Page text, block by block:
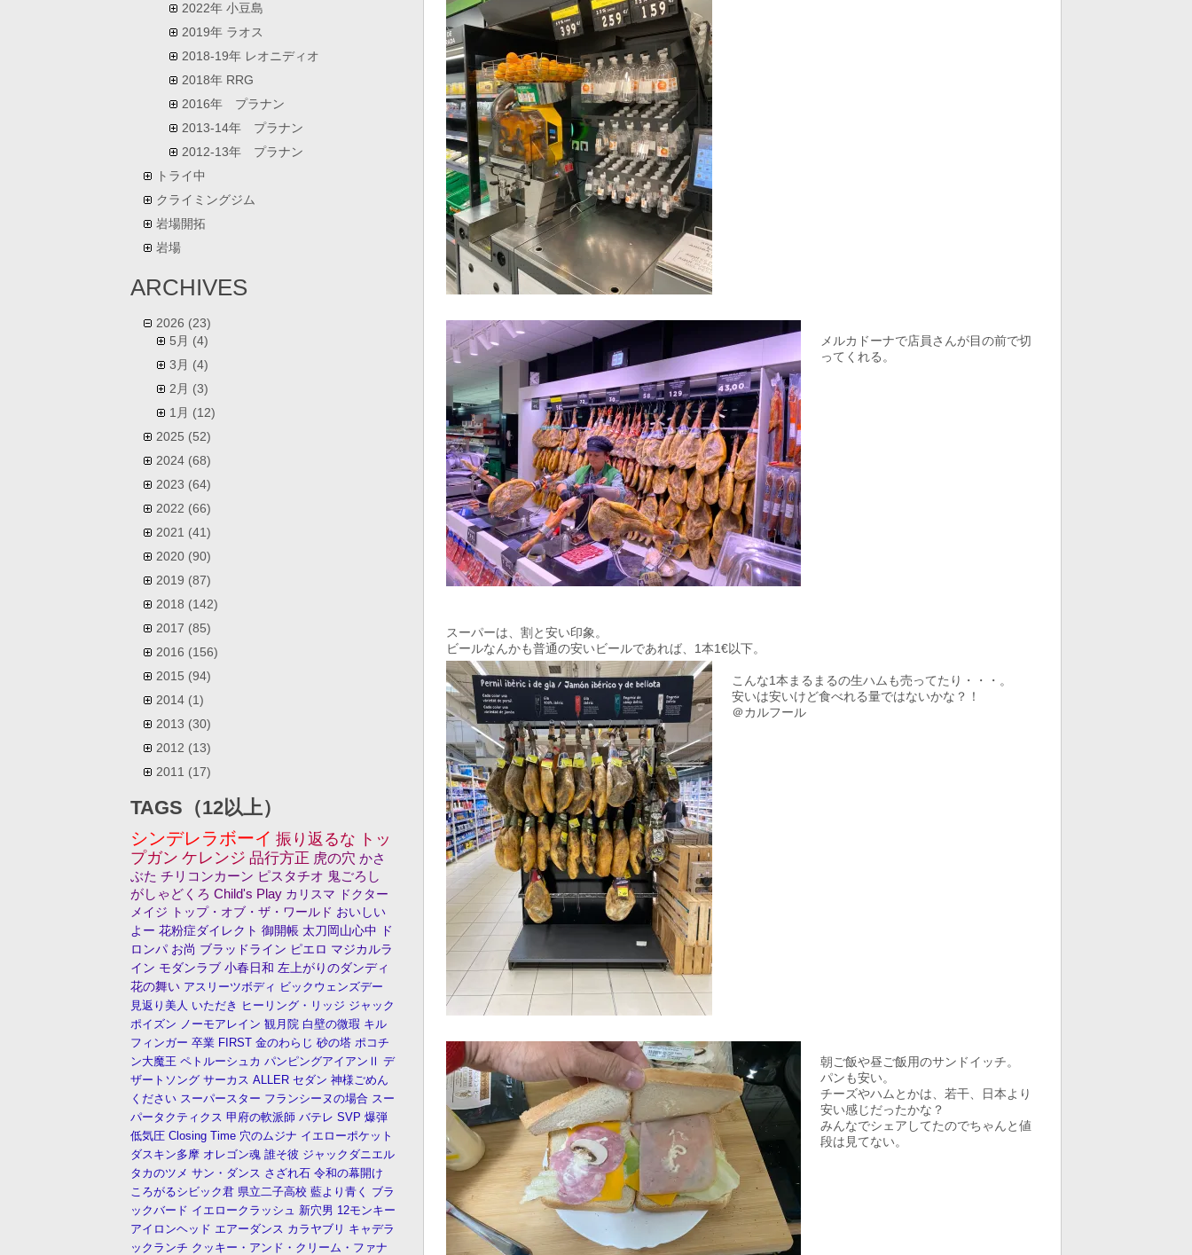
メルカドーナで店員さんが目の前で切
ってくれる。
スーパーは、割と安い印象。
ビールなんかも普通の安いビールであれば、1本1€以下。
こんな1本まるまるの生ハムも売ってたり・・・。
安いは安いけど食べれる量ではないかな？！
＠カルフール
朝ご飯や昼ご飯用のサンドイッチ。
パンも安い。
チーズやハムとかは、若干、日本より
安い感じだったかな？
みんなでシェアしてたのでちゃんと値
段は見てない。
2022年 小豆島
2019年 ラオス
2018-19年 レオニディオ
2018年 RRG
2016年 プラナン
2013-14年 プラナン
2012-13年 プラナン
トライ中
クライミングジム
岩場開拓
岩場
ARCHIVES
2026 (23)
5月 (4)
3月 (4)
2月 (3)
1月 (12)
2025 (52)
2024 (68)
2023 (64)
2022 (66)
2021 (41)
2020 (90)
2019 (87)
2018 (142)
2017 (85)
2016 (156)
2015 (94)
2014 (1)
2013 (30)
2012 (13)
2011 (17)
TAGS（12以上）
シンデレラボーイ 振り返るな トッ
プガン ケレンジ 品行方正 虎の穴 かさ
ぶた チリコンカーン ピスタチオ 鬼ごろし
がしゃどくろ Child's Play カリスマ
ドクター
メイジ
トップ・オブ・ザ・ワールド おいしい
よー 花粉症ダイレクト 御開帳 太刀岡山心中
ド
ロンパ お尚 ブラッドライン ピエロ マジカルラ
イン モダンラブ 小春日和 左上がりのダンディ
花の舞い アスリーツボディ ビックウェンズデー
見返り美人 いただき ヒーリング・リッジ ジャック
ポイズン ノーモアレイン 観月院 白壁の微瑕 キル
フィンガー 卒業 FIRST 金のわらじ 砂の塔 ポコチ
ン大魔王 ペトルーシュカ パンピングアイアンⅡ デ
ザートソング サーカス ALLER セダン 神様ごめん
ください スーパースター フランシーヌの場合 スー
パータクティクス 甲府の軟派師 バテレ SVP 爆弾
低気圧 Closing Time 穴のムジナ イエローポケット
ダスキン多摩 オレゴン魂 誰そ彼 ジャックダニエル
タカのツメ サン・ダンス さざれ石 令和の幕開け
ころがるシビック君 県立二子高校 藍より青く ブラ
ックバード イエロークラッシュ 新穴男 12モンキー
アイロンヘッド エアーダンス カラヤブリ キャデラ
ックランチ クッキー・アンド・クリーム・ファナ